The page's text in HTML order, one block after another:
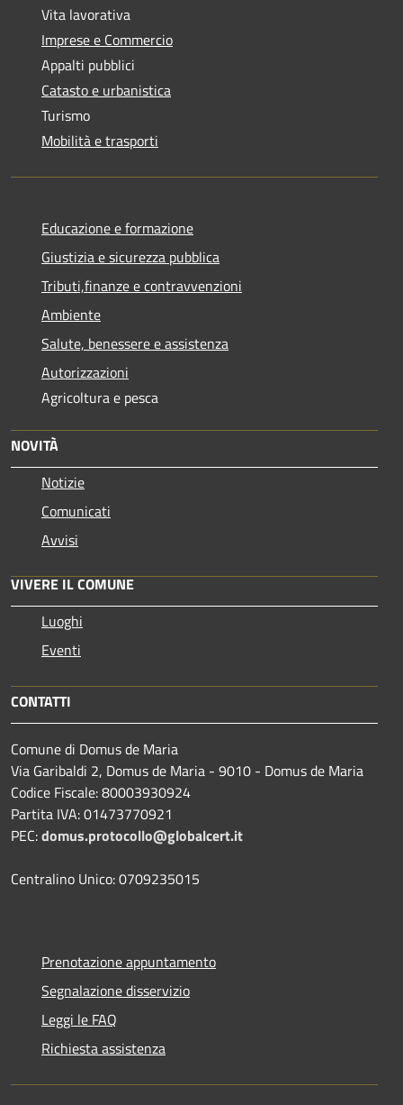
Vita lavorativa
Imprese e Commercio
Appalti pubblici
Catasto e urbanistica
Turismo
Mobilità e trasporti
Educazione e formazione
Giustizia e sicurezza pubblica
Tributi,finanze e contravvenzioni
Ambiente
Salute, benessere e assistenza
Autorizzazioni
Agricoltura e pesca
NOVITÀ
Notizie
Comunicati
Avvisi
VIVERE IL COMUNE
Luoghi
Eventi
CONTATTI
Comune di Domus de Maria
Via Garibaldi 2, Domus de Maria - 9010 - Domus de Maria
Codice Fiscale: 80003930924
Partita IVA: 01473770921
PEC:domus.protocollo@globalcert.it
Centralino Unico: 0709235015
Prenotazione appuntamento
Segnalazione disservizio
Leggi le FAQ
Richiesta assistenza